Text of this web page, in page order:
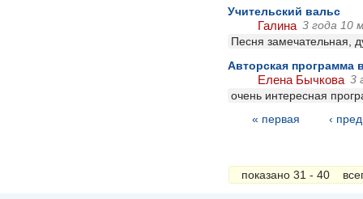
Учительский вальс
Галина 3 года 10
Песня замечательная,
Авторская программа
Елена Бычкова 3
очень интересная
« первая ‹
показано 31 - 40